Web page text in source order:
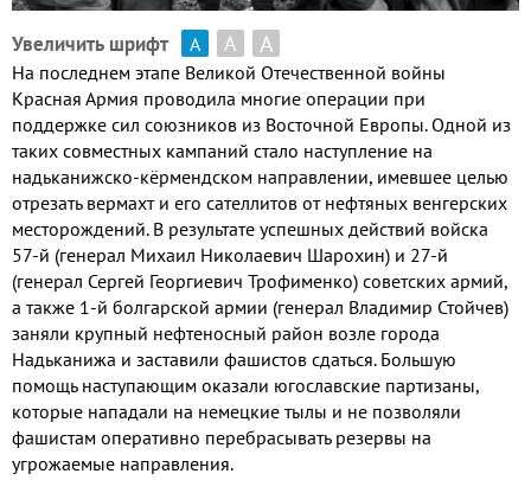
Увеличить шрифт А А А
На последнем этапе Великой Отечественной войны
Красная Армия проводила многие операции при
поддержке сил союзников из Восточной Европы. Одной из
таких совместных кампаний стало наступление на
надьканижско-кёрмендском направлении, имевшее целью
отрезать вермахт и его сателлитов от нефтяных венгерских
месторождений. В результате успешных действий войска
57-й (генерал Михаил Николаевич Шарохин) и 27-й
(генерал Сергей Георгиевич Трофименко) советских армий,
а также 1-й болгарской армии (генерал Владимир Стойчев)
заняли крупный нефтеносный район возле города
Надьканижа и заставили фашистов сдаться. Большую
помощь наступающим оказали югославские партизаны,
которые нападали на немецкие тылы и не позволяли
фашистам оперативно перебрасывать резервы на
угрожаемые направления.